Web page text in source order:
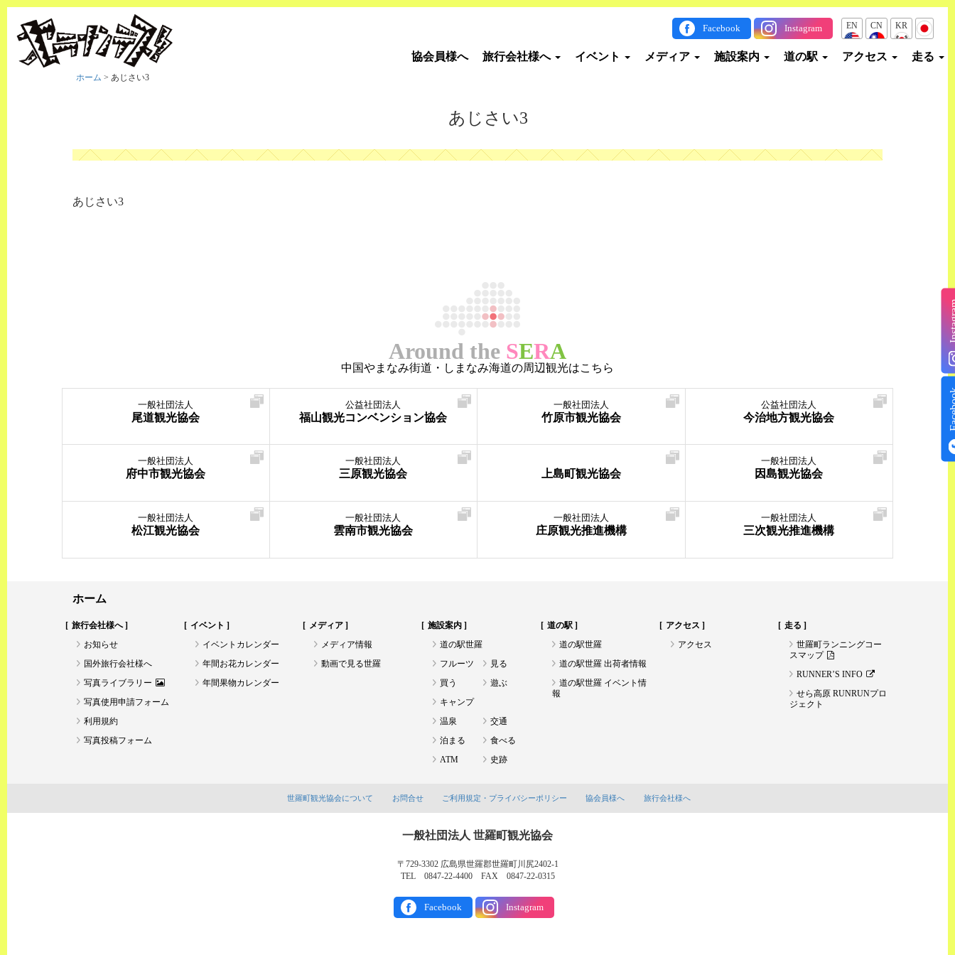
Facebook Instagram EN CN KR JP
協会員様へ 旅行会社様へ イベント メディア 施設案内 道の駅 アクセス 走る
ホーム > あじさい3
あじさい3
あじさい3
Around the SERA
中国やまなみ街道・しまなみ海道の周辺観光はこちら
一般社団法人
尾道観光協会
公益社団法人
福山観光コンベンション協会
一般社団法人
竹原市観光協会
公益社団法人
今治地方観光協会
一般社団法人
府中市観光協会
一般社団法人
三原観光協会 上島町観光協会
一般社団法人
因島観光協会
一般社団法人
松江観光協会
一般社団法人
雲南市観光協会
一般社団法人
庄原観光推進機構
一般社団法人
三次観光推進機構
ホーム
旅行会社様へ
お知らせ
国外旅行会社様へ
写真ライブラリー
写真使用申請フォーム
利用規約
写真投稿フォーム
イベント
イベントカレンダー
年間お花カレンダー
年間果物カレンダー
メディア
メディア情報
動画で見る世羅
施設案内
道の駅世羅
フルーツ
見る
買う
遊ぶ
キャンプ
温泉
交通
泊まる
食べる
ATM
史跡
道の駅
道の駅世羅
道の駅世羅 出荷者情報
道の駅世羅 イベント情
報
アクセス
アクセス
走る
世羅町ランニングコー
スマップ
RUNNER’S INFO
せら高原 RUNRUNプロ
ジェクト
世羅町観光協会について お問合せ ご利用規定・プライバシーポリシー 協会員様へ 旅行会社様へ
一般社団法人 世羅町観光協会
〒729-3302 広島県世羅郡世羅町川尻2402-1
TEL 0847-22-4400 FAX 0847-22-0315
Facebook Instagram